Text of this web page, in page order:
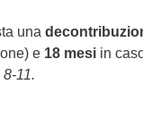
una
e 18 mesi in
11.